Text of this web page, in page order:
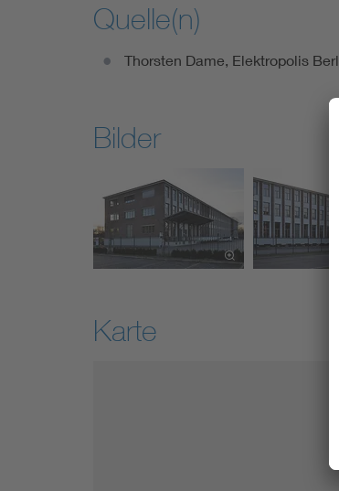
Quelle(n)
Thorsten Dame, Elektropolis
Bilder
Karte